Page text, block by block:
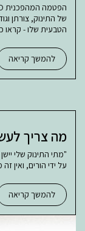
של התינוק, צורתן
הטבעית שלו - קראו
להמשך קריאה
מה צריך
"מתי התינוק שלי
על ידי הורים, ואין
להמשך קריאה